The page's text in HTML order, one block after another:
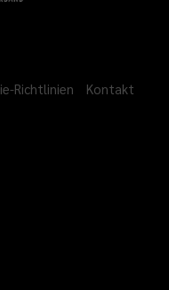
Richtlinien Kontakt